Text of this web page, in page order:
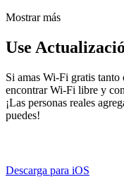
Mostrar más
Use
Si amas Wi-Fi gratis tanto
encontrar Wi-Fi libre y
¡Las personas reales
puedes!
Descarga para iOS